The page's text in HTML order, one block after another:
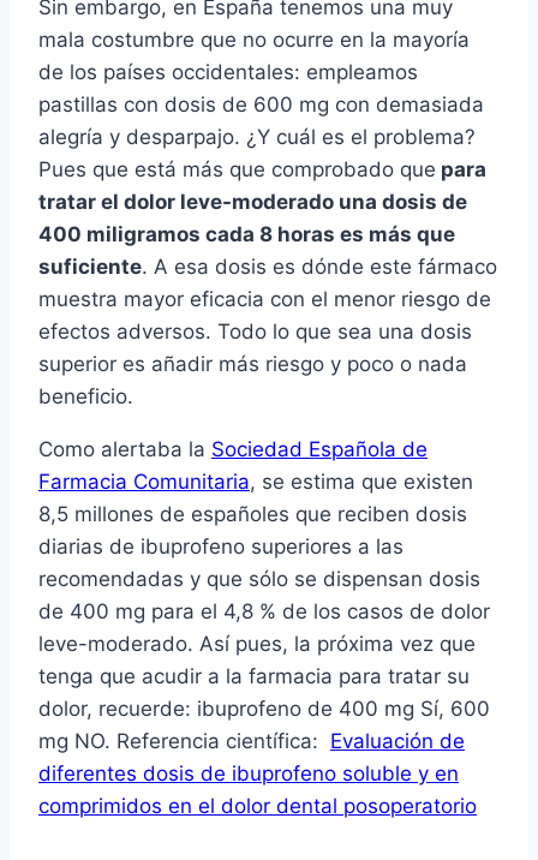
Sin embargo, en España tenemos una muy
mala costumbre que no ocurre en la mayorí­a
de los paí­ses occidentales: empleamos
pastillas con dosis de 600 mg con demasiada
alegrí­a y desparpajo. ¿Y cuál es el problema?
Pues que está más que comprobado que para
tratar el dolor leve-moderado una dosis de
400 miligramos cada 8 horas es más que
suficiente. A esa dosis es dónde este fármaco
muestra mayor eficacia con el menor riesgo de
efectos adversos. Todo lo que sea una dosis
superior es añadir más riesgo y poco o nada
beneficio.
Como alertaba la Sociedad Española de
Farmacia Comunitaria, se estima que existen
8,5 millones de españoles que reciben dosis
diarias de ibuprofeno superiores a las
recomendadas y que sólo se dispensan dosis
de 400 mg para el 4,8 % de los casos de dolor
leve-moderado. Así­ pues, la próxima vez que
tenga que acudir a la farmacia para tratar su
dolor, recuerde: ibuprofeno de 400 mg Sí, 600
mg NO. Referencia cientí­fica: Evaluación de
diferentes dosis de ibuprofeno soluble y en
comprimidos en el dolor dental posoperatorio